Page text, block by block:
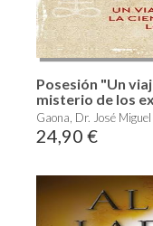
Posesión "Un
misterio de los
Gaona, Dr. José Miguel
24,90 €